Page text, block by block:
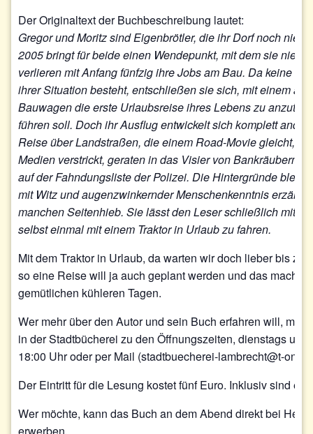
Der Originaltext der Buchbeschreibung lautet:
Gregor und Moritz sind Eigenbrötler, die ihr Dorf noch nie
2005 bringt für beide einen Wendepunkt, mit dem sie nie
verlieren mit Anfang fünfzig ihre Jobs am Bau. Da keine
ihrer Situation besteht, entschließen sie sich, mit einem
Bauwagen die erste Urlaubsreise ihres Lebens zu
führen soll. Doch ihr Ausflug entwickelt sich komplett
Reise über Landstraßen, die einem Road-Movie gleicht,
Medien verstrickt, geraten in das Visier von Bankräubern
auf der Fahndungsliste der Polizei. Die Hintergründe
mit Witz und augenzwinkernder Menschenkenntnis
manchen Seitenhieb. Sie lässt den Leser schließlich mit
selbst einmal mit einem Traktor in Urlaub zu fahren.
Mit dem Traktor in Urlaub, da warten wir doch lieber bis
so eine Reise will ja auch geplant werden und das macht
gemütlichen kühleren Tagen.
Wer mehr über den Autor und sein Buch erfahren will,
in der Stadtbücherei zu den Öffnungszeiten, dienstags und
18:00 Uhr oder per Mail (stadtbuecherei-lambrecht@t-
Der Eintritt für die Lesung kostet fünf Euro. Inklusiv sind
Wer möchte, kann das Buch an dem Abend direkt bei
erwerben.